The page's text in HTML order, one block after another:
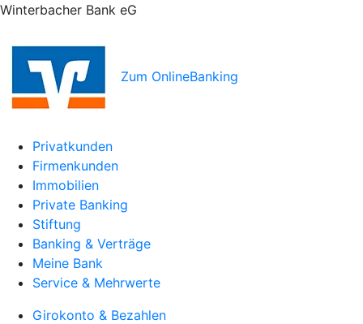
Winterbacher Bank eG
Zum OnlineBanking
Privatkunden
Firmenkunden
Immobilien
Private Banking
Stiftung
Banking & Verträge
Meine Bank
Service & Mehrwerte
Girokonto & Bezahlen